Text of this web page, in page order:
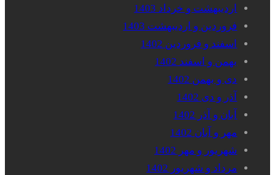
اردیبهشت و خرداد 1403
فروردین و اردیبهشت 1403
اسفند و فروردین 1402
بهمن و اسفند 1402
دی و بهمن 1402
آذر و دی 1402
آبان و آذر 1402
مهر و آبان 1402
شهریور و مهر 1402
مرداد و شهریور 1402